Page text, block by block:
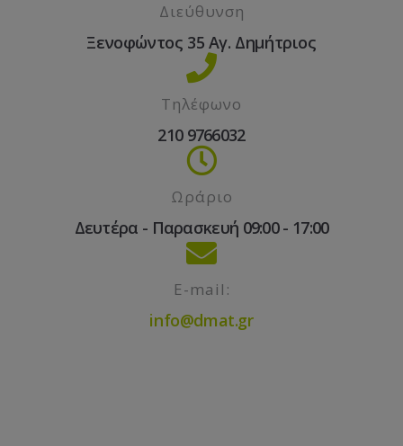
Διεύθυνση
Ξενοφώντος 35 Αγ. Δημήτριος
Τηλέφωνο
210 9766032
Ωράριο
Δευτέρα - Παρασκευή 09:00 - 17:00
E-mail:
info@dmat.gr